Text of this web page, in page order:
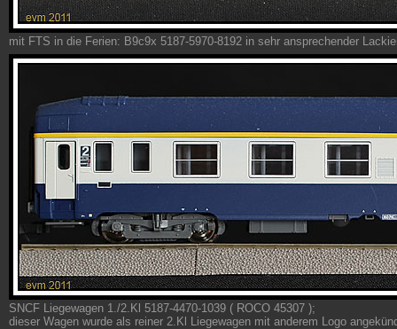
mit FTS in die Ferien: B9c9x 5187-5970-8192 in sehr ansprechender
SNCF Liegewagen 1./2.Kl 5187-4470-1039 ( ROCO 45307 );
dieser Wagen wurde als reiner 2.Kl Liegewagen mit anderem Logo